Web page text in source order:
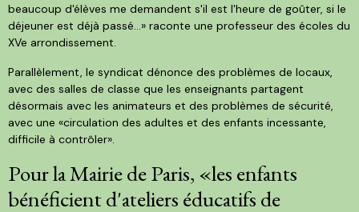
beaucoup d'élèves me demandent s'il est l'heure de goûter, si le
déjeuner est déjà passé…» raconte une professeur des écoles du
XVe arrondissement.
Parallèlement, le syndicat dénonce des problèmes de locaux,
avec des salles de classe que les enseignants partagent
désormais avec les animateurs et des problèmes de sécurité,
avec une «circulation des adultes et des enfants incessante,
difficile à contrôler».
Pour la Mairie de Paris, «les enfants
bénéficient d'ateliers éducatifs de